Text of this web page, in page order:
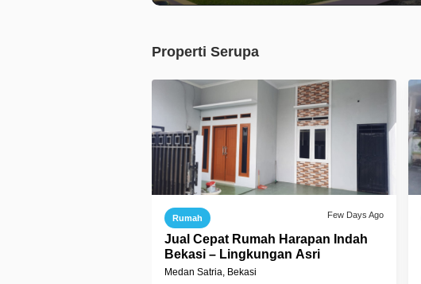
Properti Serupa
Rumah Few Days Ago
Jual Cepat Rumah Harapan Indah
Bekasi – Lingkungan Asri
Medan Satria, Bekasi